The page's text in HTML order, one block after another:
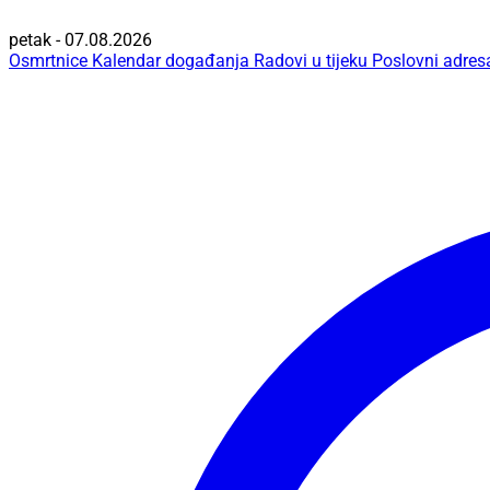
petak - 07.08.2026
Osmrtnice Kalendar događanja Radovi u tijeku Poslovni